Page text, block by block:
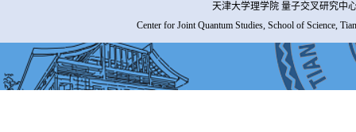
天津大学理学院 量子交叉研究中
Center for Joint Quantum Studies, School of Science,